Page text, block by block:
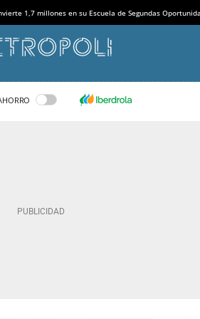
1,7 millones en su Escuela de Segundas